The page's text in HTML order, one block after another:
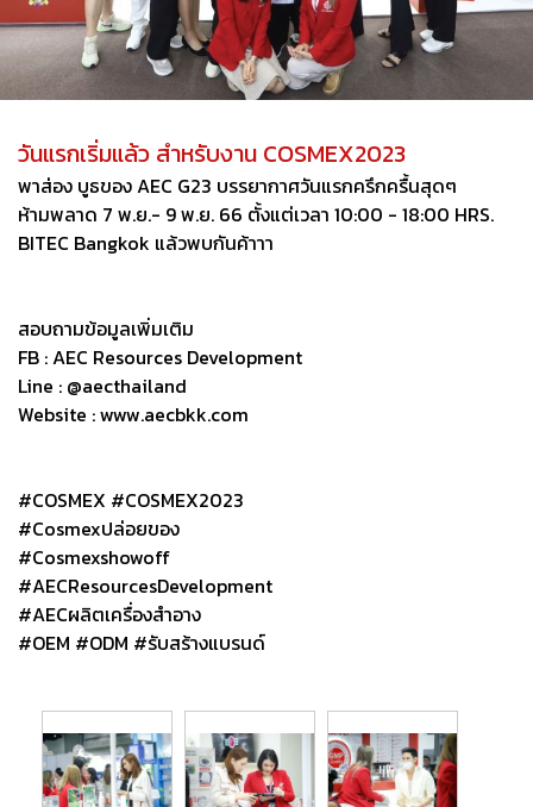
วันแรกเริ่มแล้ว สำหรับงาน COSMEX2023
พาส่อง บูธของ AEC G23 บรรยากาศวันแรกครึกครื้นสุดๆ
ห้ามพลาด 7 พ.ย.- 9 พ.ย. 66 ตั้งแต่เวลา 10:00 - 18:00 HRS.
BITEC Bangkok แล้วพบกันค้าาา
สอบถามข้อมูลเพิ่มเติม
FB : AEC Resources Development
Line : @aecthailand
Website : www.aecbkk.com
#COSMEX #COSMEX2023
#Cosmexปล่อยของ
#Cosmexshowoff
#AECResourcesDevelopment
#AECผลิตเครื่องสำอาง
#OEM #ODM #รับสร้างแบรนด์